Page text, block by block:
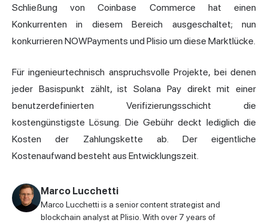
Schließung von Coinbase Commerce hat einen
Konkurrenten in diesem Bereich ausgeschaltet; nun
konkurrieren NOWPayments und Plisio um diese Marktlücke.
Für ingenieurtechnisch anspruchsvolle Projekte, bei denen
jeder Basispunkt zählt,ist Solana Pay direkt mit einer
benutzerdefinierten Verifizierungsschicht die
kostengünstigste Lösung. Die Gebühr deckt lediglich die
Kosten der Zahlungskette ab. Der eigentliche
Kostenaufwand besteht aus Entwicklungszeit.
Marco Lucchetti
Marco Lucchetti is a senior content strategist and
blockchain analyst at Plisio. With over 7 years of